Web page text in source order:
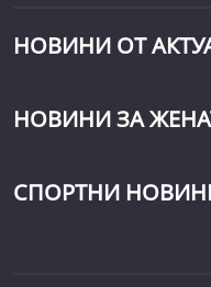
НОВИНИ ОТ
НОВИНИ ЗА
СПОРТНИ